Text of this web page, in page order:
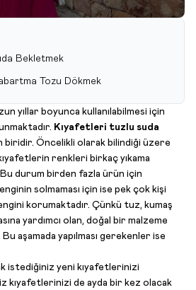
Bekletmek
Tozu Dökmek
yıllar boyunca kullanılabilmesi için
Kıyafetleri tuzlu suda
biridir. Öncelikli olarak bilindiği üzere
renkleri birkaç yıkama
Bu durum birden fazla ürün için
solmaması için ise pek çok kişi
korumaktadır. Çünkü tuz, kumaş
yardımcı olan, doğal bir malzeme
aşamada yapılması gerekenler ise
istediğiniz yeni kıyafetlerinizi
kıyafetlerinizi de ayda bir kez olacak